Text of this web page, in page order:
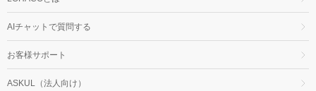
AIチャットで質問する
お客様サポート
ASKUL（法人向け）